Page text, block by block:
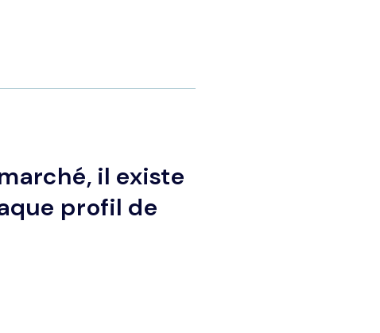
il existe
profil de